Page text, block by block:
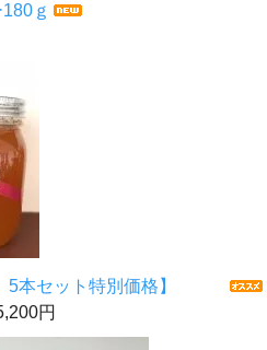
ｇ
5本セット特別価格】
円